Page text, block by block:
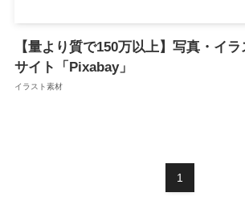
【量より質で150万以上】写真・イ
サイト「Pixabay」
イラスト素材
1